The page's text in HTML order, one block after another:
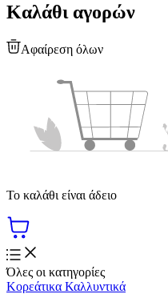
Καλάθι αγορών
Αφαίρεση όλων
Το καλάθι είναι άδειο
Όλες οι κατηγορίες
Κορεάτικα Καλλυντικά